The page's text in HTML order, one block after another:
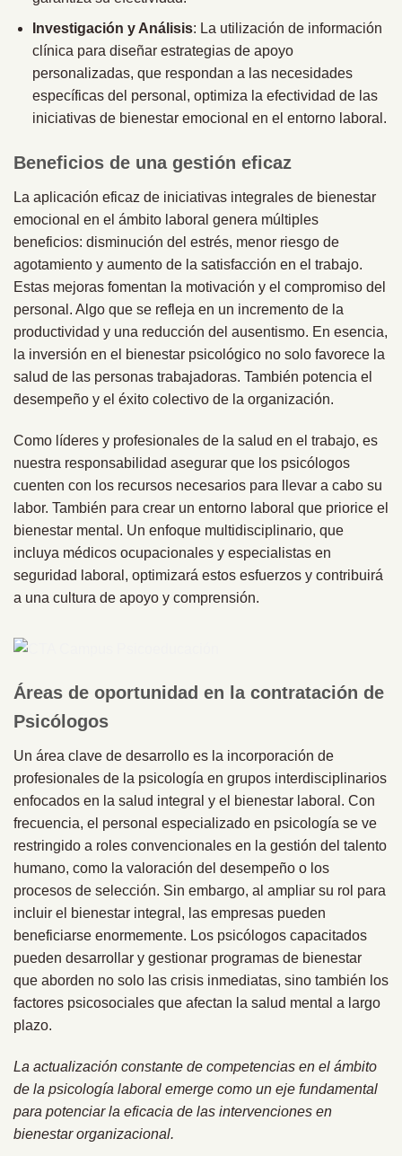
Investigación y Análisis: La utilización de información
clínica para diseñar estrategias de apoyo
personalizadas, que respondan a las necesidades
específicas del personal, optimiza la efectividad de las
iniciativas de bienestar emocional en el entorno laboral.
Beneficios de una gestión eficaz
La aplicación eficaz de iniciativas integrales de bienestar
emocional en el ámbito laboral genera múltiples
beneficios: disminución del estrés, menor riesgo de
agotamiento y aumento de la satisfacción en el trabajo.
Estas mejoras fomentan la motivación y el compromiso del
personal. Algo que se refleja en un incremento de la
productividad y una reducción del ausentismo. En esencia,
la inversión en el bienestar psicológico no solo favorece la
salud de las personas trabajadoras. También potencia el
desempeño y el éxito colectivo de la organización.
Como líderes y profesionales de la salud en el trabajo, es
nuestra responsabilidad asegurar que los psicólogos
cuenten con los recursos necesarios para llevar a cabo su
labor. También para crear un entorno laboral que priorice el
bienestar mental. Un enfoque multidisciplinario, que
incluya médicos ocupacionales y especialistas en
seguridad laboral, optimizará estos esfuerzos y contribuirá
a una cultura de apoyo y comprensión.
Áreas de oportunidad en la contratación de
Psicólogos
Un área clave de desarrollo es la incorporación de
profesionales de la psicología en grupos interdisciplinarios
enfocados en la salud integral y el bienestar laboral. Con
frecuencia, el personal especializado en psicología se ve
restringido a roles convencionales en la gestión del talento
humano, como la valoración del desempeño o los
procesos de selección. Sin embargo, al ampliar su rol para
incluir el bienestar integral, las empresas pueden
beneficiarse enormemente. Los psicólogos capacitados
pueden desarrollar y gestionar programas de bienestar
que aborden no solo las crisis inmediatas, sino también los
factores psicosociales que afectan la salud mental a largo
plazo.
La actualización constante de competencias en el ámbito
de la psicología laboral emerge como un eje fundamental
para potenciar la eficacia de las intervenciones en
bienestar organizacional.